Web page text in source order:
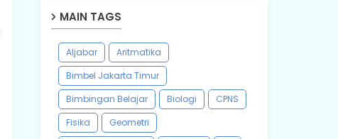
MAIN TAGS
Aljabar
Aritmatika
Bimbel Jakarta Timur
Bimbingan Belajar
Biologi
CPNS
Fisika
Geometri